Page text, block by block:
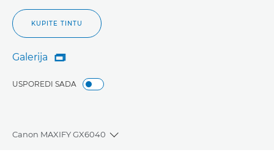
KUPITE TINTU
Galerija
Galerija

USPOREDI SADA
Canon MAXIFY GX6040
Toggle breadcrumbs